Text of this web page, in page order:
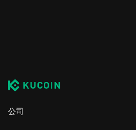
公司